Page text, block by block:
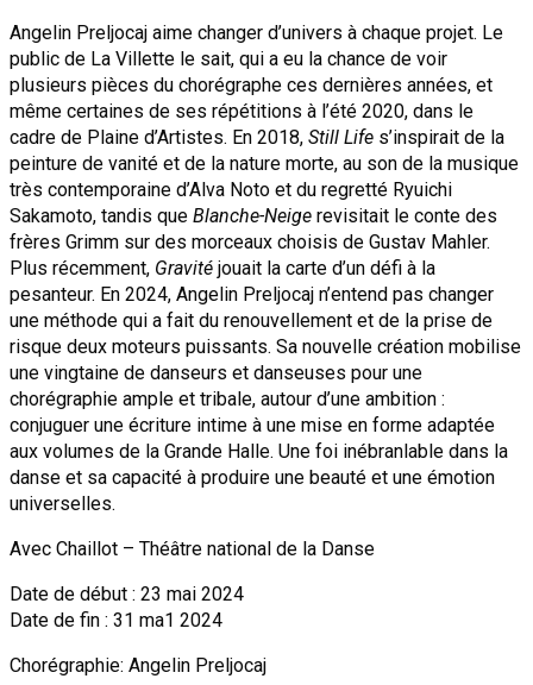
Angelin Preljocaj aime changer d’univers à chaque projet. Le
public de La Villette le sait, qui a eu la chance de voir
plusieurs pièces du chorégraphe ces dernières années, et
même certaines de ses répétitions à l’été 2020, dans le
cadre de Plaine d’Artistes. En 2018, Still Life s’inspirait de la
peinture de vanité et de la nature morte, au son de la musique
très contemporaine d’Alva Noto et du regretté Ryuichi
Sakamoto, tandis que Blanche-Neige revisitait le conte des
frères Grimm sur des morceaux choisis de Gustav Mahler.
Plus récemment, Gravité jouait la carte d’un défi à la
pesanteur. En 2024, Angelin Preljocaj n’entend pas changer
une méthode qui a fait du renouvellement et de la prise de
risque deux moteurs puissants. Sa nouvelle création mobilise
une vingtaine de danseurs et danseuses pour une
chorégraphie ample et tribale, autour d’une ambition :
conjuguer une écriture intime à une mise en forme adaptée
aux volumes de la Grande Halle. Une foi inébranlable dans la
danse et sa capacité à produire une beauté et une émotion
universelles.
Avec Chaillot – Théâtre national de la Danse
Date de début : 23 mai 2024
Date de fin : 31 ma1 2024
Chorégraphie: Angelin Preljocaj